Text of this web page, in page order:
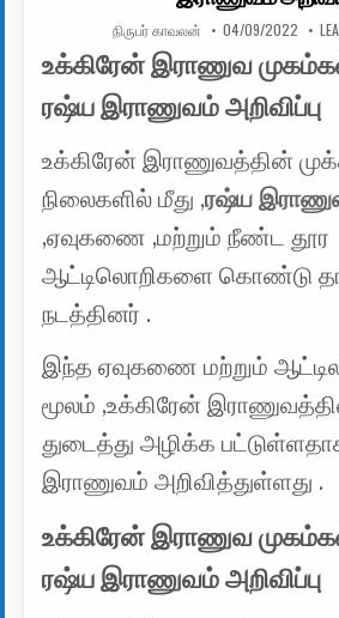
AUTHOR:
நிருபர் காவலன் PUBLISHED DATE:
04/09/2022
உக்கிரேன் இராணுவ
ரஷ்ய இராணுவம் அறிவிப்பு
உக்கிரேன் இராணுவத்தின்
நிலைகளில் மீது ,ரஷ்ய
,ஏவுகணை ,மற்றும் நீண்ட தூர
ஆட்டிலொறிகளை கொண்டு
நடத்தினர் .
இந்த ஏவுகணை மற்றும்
மூலம் ,உக்கிரேன்
துடைத்து அழிக்க
இராணுவம் அறிவித்துள்ளது .
உக்கிரேன் இராணுவ
ரஷ்ய இராணுவம் அறிவிப்பு